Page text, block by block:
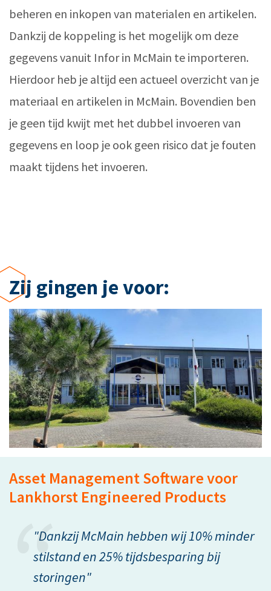
beheren en inkopen van materialen en artikelen.
Dankzij de koppeling is het mogelijk om deze
gegevens vanuit Infor in McMain te importeren.
Hierdoor heb je altijd een actueel overzicht van je
materiaal en artikelen in McMain. Bovendien ben
je geen tijd kwijt met het dubbel invoeren van
gegevens en loop je ook geen risico dat je fouten
maakt tijdens het invoeren.
Zij gingen je voor:
Asset Management Software voor
Lankhorst Engineered Products
"Dankzij McMain hebben wij 10% minder
stilstand en 25% tijdsbesparing bij
storingen"